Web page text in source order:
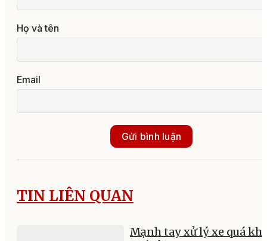
Họ và tên
Email
Gửi bình luận
TIN LIÊN QUAN
Mạnh tay xử lý xe quá